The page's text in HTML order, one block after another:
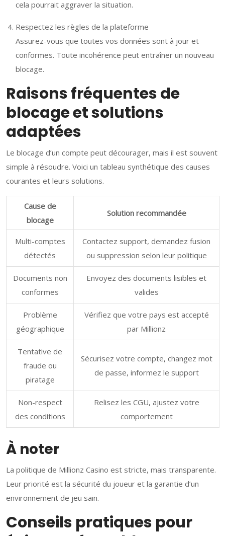
cela pourrait aggraver la situation.
Respectez les règles de la plateforme
Assurez-vous que toutes vos données sont à jour et
conformes. Toute incohérence peut entraîner un nouveau
blocage.
Raisons fréquentes de
blocage et solutions
adaptées
Le blocage d’un compte peut décourager, mais il est souvent
simple à résoudre. Voici un tableau synthétique des causes
courantes et leurs solutions.
Cause de
blocage
Solution recommandée
Multi-comptes
détectés
Contactez support, demandez fusion
ou suppression selon leur politique
Documents non
conformes
Envoyez des documents lisibles et
valides
Problème
géographique
Vérifiez que votre pays est accepté
par Millionz
Tentative de
fraude ou
piratage
Sécurisez votre compte, changez mot
de passe, informez le support
Non-respect
des conditions
Relisez les CGU, ajustez votre
comportement
À noter
La politique de Millionz Casino est stricte, mais transparente.
Leur priorité est la sécurité du joueur et la garantie d’un
environnement de jeu sain.
Conseils pratiques pour